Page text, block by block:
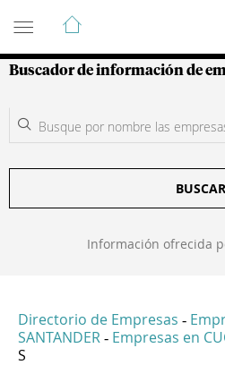
Guía de Empresas
Buscador de información de
BUSCAR
Información ofrecida
Directorio de Empresas -
SANTANDER - Empresas en
S